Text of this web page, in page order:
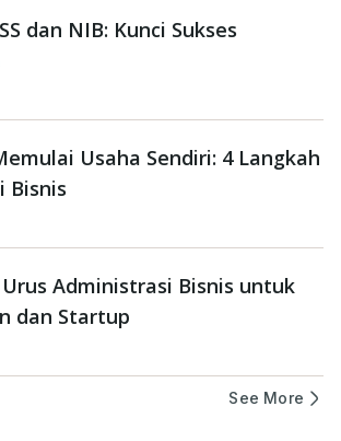
dan NIB: Kunci Sukses
Usaha Sendiri: 4 Langkah
Bisnis
Administrasi Bisnis untuk
dan Startup
See More